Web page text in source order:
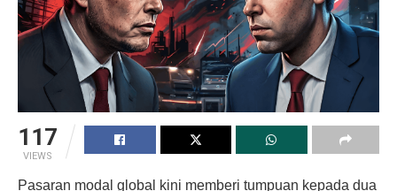
117
VIEWS
Pasaran modal global kini memberi tumpuan kepada dua